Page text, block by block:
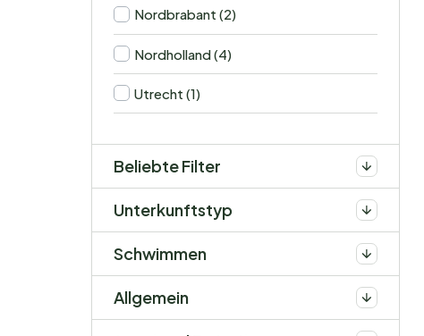
Nordbrabant (2)
Nordholland (4)
Utrecht (1)
Beliebte Filter
Unterkunftstyp
Schwimmen
Allgemein